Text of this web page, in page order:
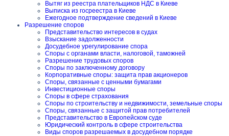
Вытяг из реестра плательщиков НДС в Киеве
Выписка из госреестра в Киеве
Ежегодное подтверждение сведений в Киеве
Разрешение споров
Представительство интересов в судах
Взыскание задолженности
Досудебное урегулирование спора
Споры с органами власти, налоговой, таможней
Разрешение трудовых споров
Споры по заключенному договору
Корпоративные споры: защита прав акционеров
Споры, связанные с ценными бумагами
Инвестиционные споры
Споры в сфере страхования
Споры по строительству и недвижимости, земельные споры
Споры, связанные с защитой прав потребителей
Представительство в Европейском суде
Юридический контроль в сфере строительства
Виды споров разрешаемых в досудебном порядке